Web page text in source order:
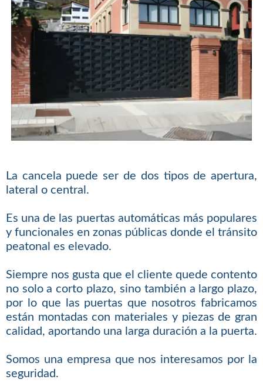
La cancela puede ser de dos tipos de apertura,
lateral o central.
Es una de las puertas automáticas más populares
y funcionales en zonas públicas donde el tránsito
peatonal es elevado.
Siempre nos gusta que el cliente quede contento
no solo a corto plazo, sino también a largo plazo,
por lo que las puertas que nosotros fabricamos
están montadas con materiales y piezas de gran
calidad, aportando una larga duración a la puerta.
Somos una empresa que nos interesamos por la
seguridad.